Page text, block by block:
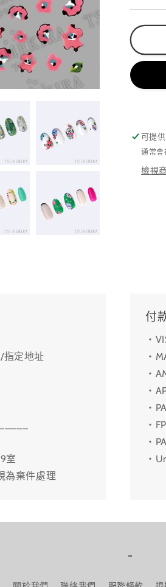
量
減
可提供
通常
檢視
定地址
室
為棄件處理
付
・
・
・
・
・
・
・
・
-